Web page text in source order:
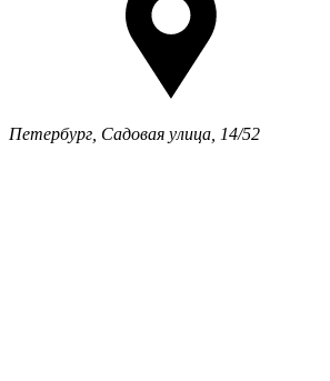
Петербург, Садовая улица, 14/52